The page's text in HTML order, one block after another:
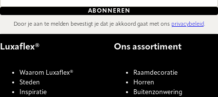
ABONNEREN
Door je aan te melden bevestigt je dat je akkoord gaat met ons privacybeleid.
Luxaflex®
Waarom Luxaflex®
Steden
Inspiratie
Ons assortiment
Raamdecoratie
Horren
Buitenzonwering